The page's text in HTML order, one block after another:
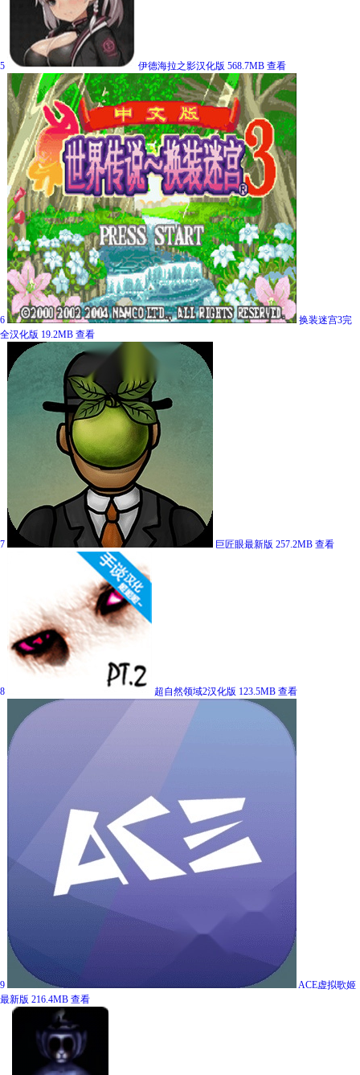
5 伊德海拉之影汉化版 568.7MB 查看
6
换装迷宫3完
全汉化版 19.2MB 查看
7 巨匠眼最新版 257.2MB 查看
8 超自然领域2汉化版 123.5MB 查看
9
ACE虚拟歌姬
最新版 216.4MB 查看